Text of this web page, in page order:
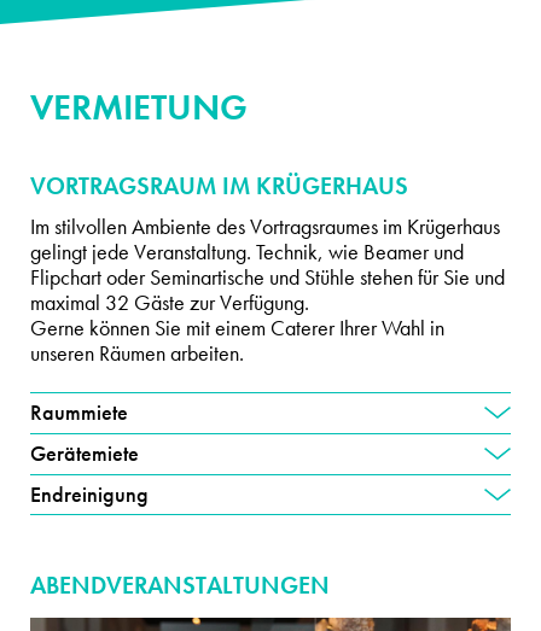
VERMIETUNG
VORTRAGSRAUM IM KRÜGERHAUS
Im stilvollen Ambiente des Vortragsraumes im Krügerhaus
gelingt jede Veranstaltung. Technik, wie Beamer und
Flipchart oder Seminartische und Stühle stehen für Sie und
maximal 32 Gäste zur Verfügung.
Gerne können Sie mit einem Caterer Ihrer Wahl in
unseren Räumen arbeiten.
Raummiete
Gerätemiete
Endreinigung
ABENDVERANSTALTUNGEN